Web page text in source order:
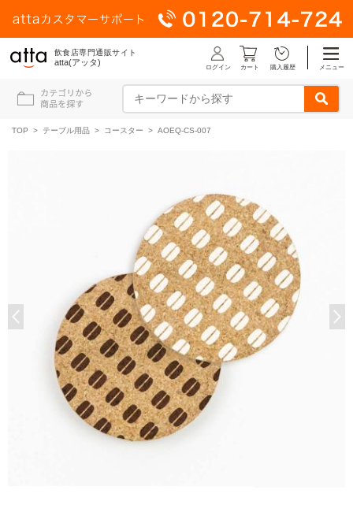
飲食店専門通販サイト
atta(アッタ) ログイン カート 購入履歴 メニュー
TOP > テーブル用品 > コースター > AOEQ-CS-007